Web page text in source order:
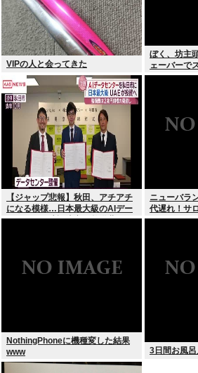
VIPの人と会ってきた
ぼく、坊主
ェーバーで
まう
【ジャップ悲報】秋田、アチアチ
になる模様…日本最大級のAIデー
タセンター建設決定！整備費は2
ニューバラ
代遅れ！サ
われたから
NothingPhoneに機種変した結果
www
3日間お風